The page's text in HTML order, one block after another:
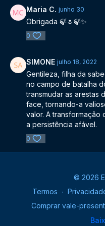
Maria C. junho 30
Obrigada 🍃🌷🍃✨️
0
SIMONE julho 18, 2022
Gentileza, filha da
no campo de batalha
transmudar as arestas
face, tornando-a
valor. A
a persistência afável.
0
© 2026
Termos ∙
Comprar vale-